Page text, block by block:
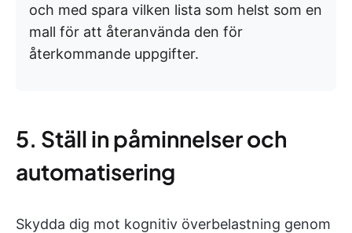
och med spara vilken lista som helst som en
mall för att återanvända den för
återkommande uppgifter.
5. Ställ in påminnelser och
automatisering
Skydda dig mot kognitiv överbelastning genom